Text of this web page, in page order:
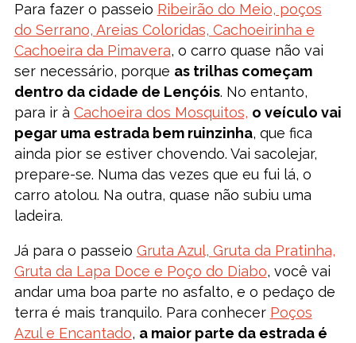
Para fazer o passeio Ribeirão do Meio, poços
do Serrano, Areias Coloridas, Cachoeirinha e
Cachoeira da Pimavera, o carro quase não vai
ser necessário, porque as trilhas começam
dentro da cidade de Lençóis. No entanto,
para ir à Cachoeira dos Mosquitos, o veículo vai
pegar uma estrada bem ruinzinha, que fica
ainda pior se estiver chovendo. Vai sacolejar,
prepare-se. Numa das vezes que eu fui lá, o
carro atolou. Na outra, quase não subiu uma
ladeira.
Já para o passeio Gruta Azul, Gruta da Pratinha,
Gruta da Lapa Doce e Poço do Diabo, você vai
andar uma boa parte no asfalto, e o pedaço de
terra é mais tranquilo. Para conhecer Poços
Azul e Encantado, a maior parte da estrada é